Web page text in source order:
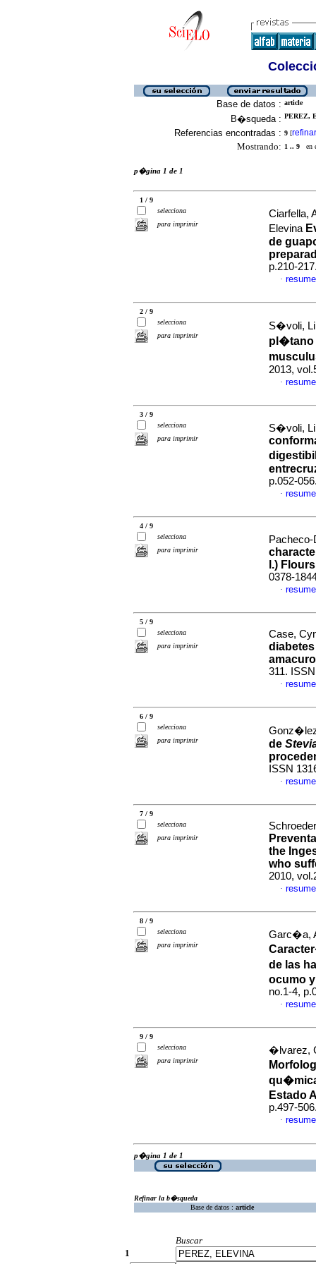
Base de datos : article
B�squeda : PEREZ,
Referencias encontradas : 9 [refinar
Mostrando: 1 .. 9 en
p�gina 1 de 1
1 / 9
selecciona
para imprimir
Ciarfella,
Elevina
de
p.210-
·
2 / 9
selecciona
para imprimir
S�voli,
pl�tano
2013,
·
3 / 9
selecciona
para imprimir
S�voli,
p.052-
·
4 / 9
selecciona
para imprimir
l.)
0378-
·
5 / 9
selecciona
para imprimir
Case,
311.
·
6 / 9
selecciona
para imprimir
de
ISSN
·
7 / 9
selecciona
para imprimir
the
who
2010,
·
8 / 9
selecciona
para imprimir
Garc�a,
de las
ocumo
no.1-4,
·
9 / 9
selecciona
para imprimir
�lvarez,
Estado
p.497-
·
p�gina 1 de 1
Refinar la b�squeda
Base de datos : article
Buscar
1